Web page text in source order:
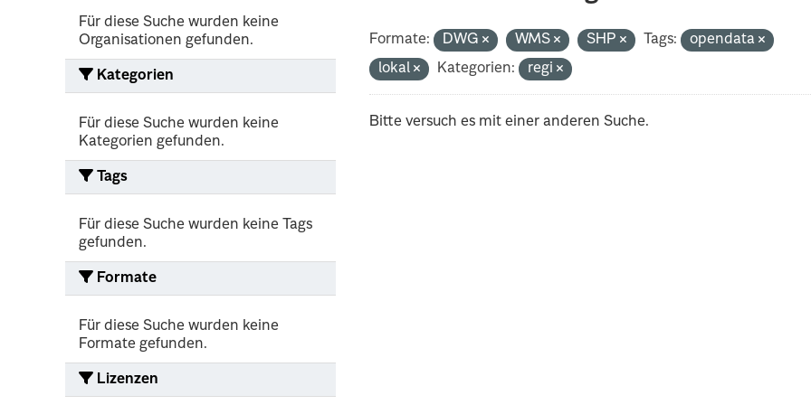
Für diese Suche wurden keine
Organisationen gefunden.
Kategorien
Für diese Suche wurden keine
Kategorien gefunden.
Tags
Für diese Suche wurden keine Tags
gefunden.
Formate
Für diese Suche wurden keine
Formate gefunden.
Lizenzen
Formate: DWG WMS SHP Tags:
opendata
lokal
Kategorien: regi
Bitte versuch es mit einer anderen Suche.